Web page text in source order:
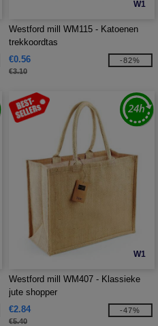
W1
Westford mill WM115 - Katoenen
trekkoordtas
€0.56
€3.10
-82%
W1
Westford mill WM407 - Klassieke
jute shopper
€2.84
€5.40
-47%